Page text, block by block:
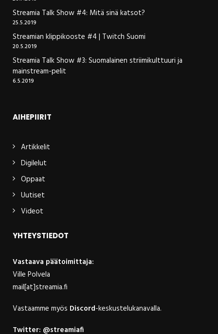
Streamia Talk Show #4: Mitä sinä katsot?
25.5.2019
Streamian klippikooste #4 | Twitch Suomi
20.5.2019
Streamia Talk Show #3: Suomalainen striimikulttuuri ja
mainstream-pelit
6.5.2019
AIHEPIIRIT
Artikkelit
Digilelut
Oppaat
Uutiset
Videot
YHTEYSTIEDOT
Vastaava päätoimittaja:
Ville Polvela
mail[at]streamia.fi
Vastaamme myös Discord-keskustelukanavalla.
Twitter: @streamiafi